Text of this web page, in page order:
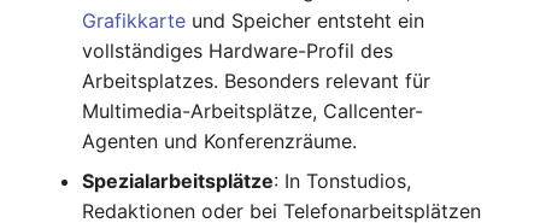
Release Notes 22
Release Notes 1.19
Release Notes 1.18
Release Notes 1.17
Changelog 22
Changelog 21
Changelog 20
Changelogs 1.19.x
FC-Switch
Flugzeug
Gebäude
IP Address Management
Kabel-Patches und -wege
Komplexe Reports
Maintenance
Nagios
OCS Inventory NG
Report Views
Signal-Slot System
DIY Daten-Import
Grafikkarte und Speicher entsteht ein
vollständiges Hardware-Profil des
Arbeitsplatzes. Besonders relevant für
Multimedia-Arbeitsplätze, Callcenter-
Agenten und Konferenzräume.
Spezialarbeitsplätze: In Tonstudios,
Redaktionen oder bei Telefonarbeitsplätzen